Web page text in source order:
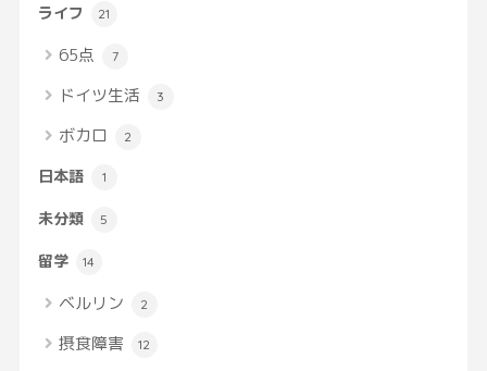
ライフ 21
65点 7
ドイツ生活 3
ボカロ 2
日本語 1
未分類 5
留学 14
ベルリン 2
摂食障害 12